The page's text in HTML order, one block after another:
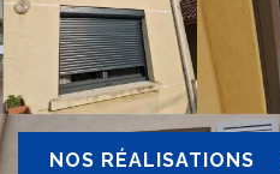
NOS RÉALISATIONS